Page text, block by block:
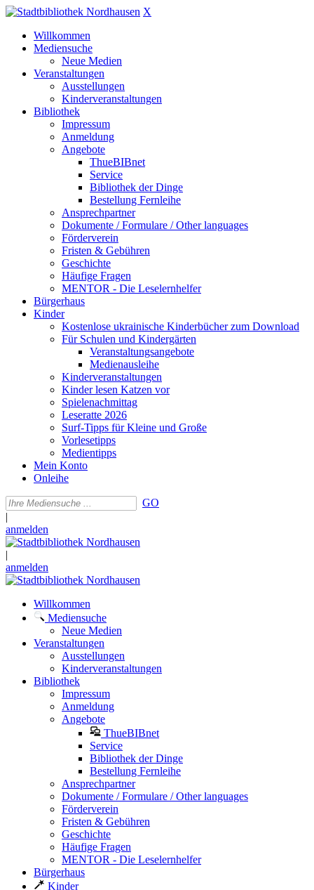
X
Willkommen
Mediensuche
Neue Medien
Veranstaltungen
Ausstellungen
Kinderveranstaltungen
Bibliothek
Impressum
Anmeldung
Angebote
ThueBIBnet
Service
Bibliothek der Dinge
Bestellung Fernleihe
Ansprechpartner
Dokumente / Formulare / Other languages
Förderverein
Fristen & Gebühren
Geschichte
Häufige Fragen
MENTOR - Die Leselernhelfer
Bürgerhaus
Kinder
Kostenlose ukrainische Kinderbücher zum Download
Für Schulen und Kindergärten
Veranstaltungsangebote
Medienausleihe
Kinderveranstaltungen
Kinder lesen Katzen vor
Spielenachmittag
Leseratte 2026
Surf-Tipps für Kleine und Große
Vorlesetipps
Medientipps
Mein Konto
Onleihe
GO
|
anmelden
|
anmelden
Willkommen
Mediensuche
Neue Medien
Veranstaltungen
Ausstellungen
Kinderveranstaltungen
Bibliothek
Impressum
Anmeldung
Angebote
ThueBIBnet
Service
Bibliothek der Dinge
Bestellung Fernleihe
Ansprechpartner
Dokumente / Formulare / Other languages
Förderverein
Fristen & Gebühren
Geschichte
Häufige Fragen
MENTOR - Die Leselernhelfer
Bürgerhaus
Kinder